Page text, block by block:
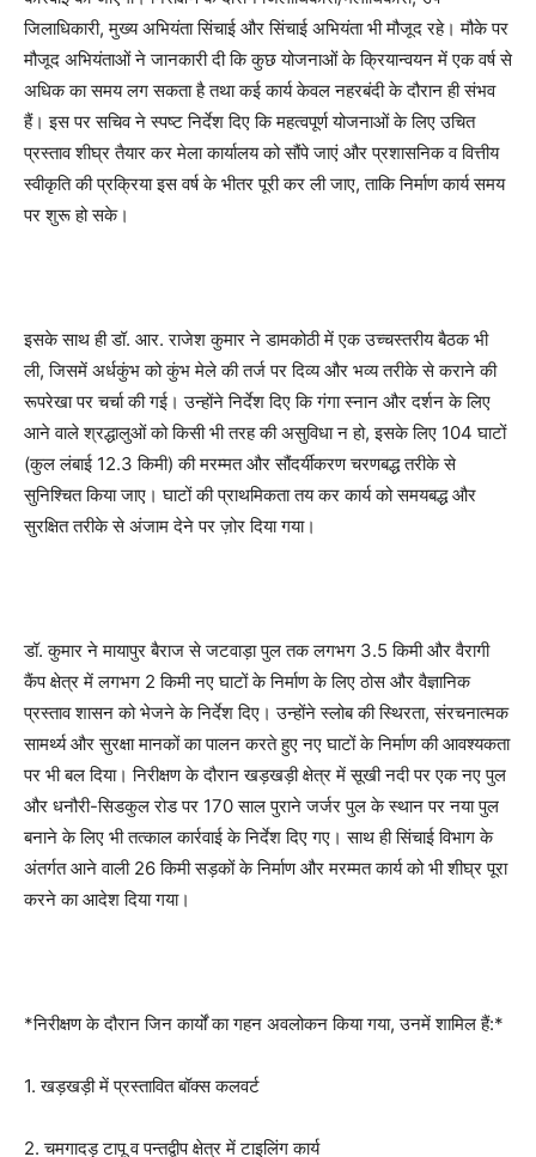
जिलाधिकारी, मुख्य अभियंता सिंचाई और सिंचाई अभियंता भी मौजूद रहे। मौके पर
मौजूद अभियंताओं ने जानकारी दी कि कुछ योजनाओं के क्रियान्वयन में एक वर्ष से
अधिक का समय लग सकता है तथा कई कार्य केवल नहरबंदी के दौरान ही संभव
हैं। इस पर सचिव ने स्पष्ट निर्देश दिए कि महत्वपूर्ण योजनाओं के लिए उचित
प्रस्ताव शीघ्र तैयार कर मेला कार्यालय को सौंपे जाएं और प्रशासनिक व वित्तीय
स्वीकृति की प्रक्रिया इस वर्ष के भीतर पूरी कर ली जाए, ताकि निर्माण कार्य समय
पर शुरू हो सके।
इसके साथ ही डॉ. आर. राजेश कुमार ने डामकोठी में एक उच्चस्तरीय बैठक भी
ली, जिसमें अर्धकुंभ को कुंभ मेले की तर्ज पर दिव्य और भव्य तरीके से कराने की
रूपरेखा पर चर्चा की गई। उन्होंने निर्देश दिए कि गंगा स्नान और दर्शन के लिए
आने वाले श्रद्धालुओं को किसी भी तरह की असुविधा न हो, इसके लिए 104 घाटों
(कुल लंबाई 12.3 किमी) की मरम्मत और सौंदर्यीकरण चरणबद्ध तरीके से
सुनिश्चित किया जाए। घाटों की प्राथमिकता तय कर कार्य को समयबद्ध और
सुरक्षित तरीके से अंजाम देने पर ज़ोर दिया गया।
डॉ. कुमार ने मायापुर बैराज से जटवाड़ा पुल तक लगभग 3.5 किमी और वैरागी
कैंप क्षेत्र में लगभग 2 किमी नए घाटों के निर्माण के लिए ठोस और वैज्ञानिक
प्रस्ताव शासन को भेजने के निर्देश दिए। उन्होंने स्लोब की स्थिरता, संरचनात्मक
सामर्थ्य और सुरक्षा मानकों का पालन करते हुए नए घाटों के निर्माण की आवश्यकता
पर भी बल दिया। निरीक्षण के दौरान खड़खड़ी क्षेत्र में सूखी नदी पर एक नए पुल
और धनौरी-सिडकुल रोड पर 170 साल पुराने जर्जर पुल के स्थान पर नया पुल
बनाने के लिए भी तत्काल कार्रवाई के निर्देश दिए गए। साथ ही सिंचाई विभाग के
अंतर्गत आने वाली 26 किमी सड़कों के निर्माण और मरम्मत कार्य को भी शीघ्र पूरा
करने का आदेश दिया गया।
*निरीक्षण के दौरान जिन कार्यों का गहन अवलोकन किया गया, उनमें शामिल हैं:*
1. खड़खड़ी में प्रस्तावित बॉक्स कलवर्ट
2. चमगादड़ टापू व पन्तद्वीप क्षेत्र में टाइलिंग कार्य